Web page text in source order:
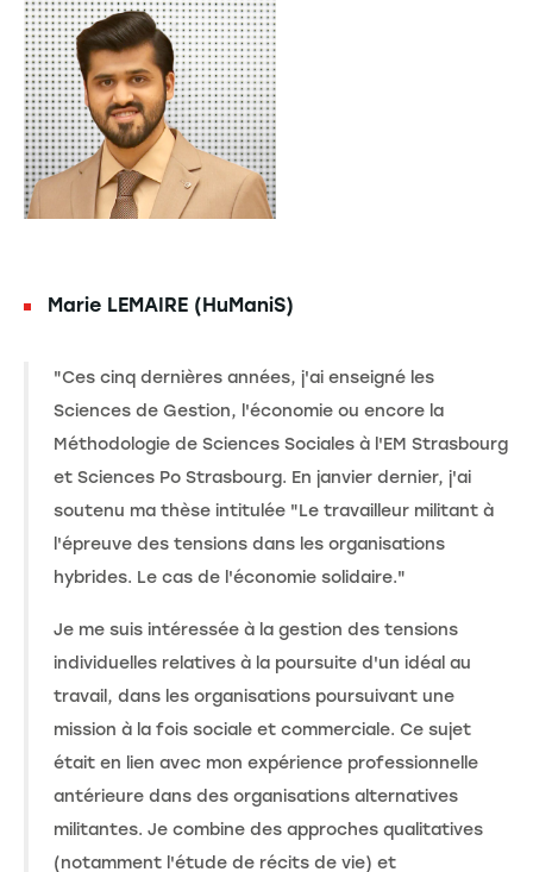
Marie LEMAIRE (HuManiS)
"Ces cinq dernières années, j'ai enseigné les
Sciences de Gestion, l'économie ou encore la
Méthodologie de Sciences Sociales à l'EM Strasbourg
et Sciences Po Strasbourg. En janvier dernier, j'ai
soutenu ma thèse intitulée "Le travailleur militant à
l'épreuve des tensions dans les organisations
hybrides. Le cas de l'économie solidaire."
Je me suis intéressée à la gestion des tensions
individuelles relatives à la poursuite d'un idéal au
travail, dans les organisations poursuivant une
mission à la fois sociale et commerciale. Ce sujet
était en lien avec mon expérience professionnelle
antérieure dans des organisations alternatives
militantes. Je combine des approches qualitatives
(notamment l'étude de récits de vie) et